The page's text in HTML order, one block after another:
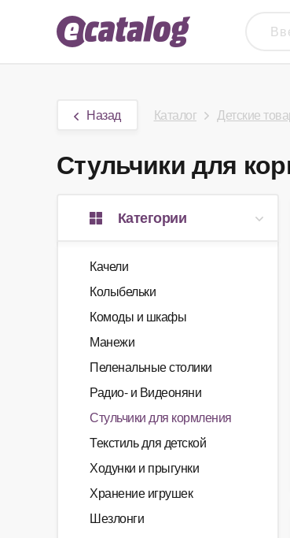
Назад Каталог Детские
Стульчики для
Категории
Качели
Колыбельки
Комоды и шкафы
Манежи
Пеленальные столики
Радио- и Видеоняни
Стульчики для кормления
Текстиль для детской
Ходунки и прыгунки
Хранение игрушек
Шезлонги